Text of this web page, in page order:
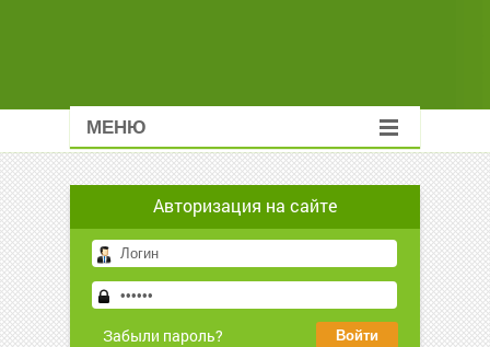
МЕНЮ
Авторизация на сайте
Забыли пароль?